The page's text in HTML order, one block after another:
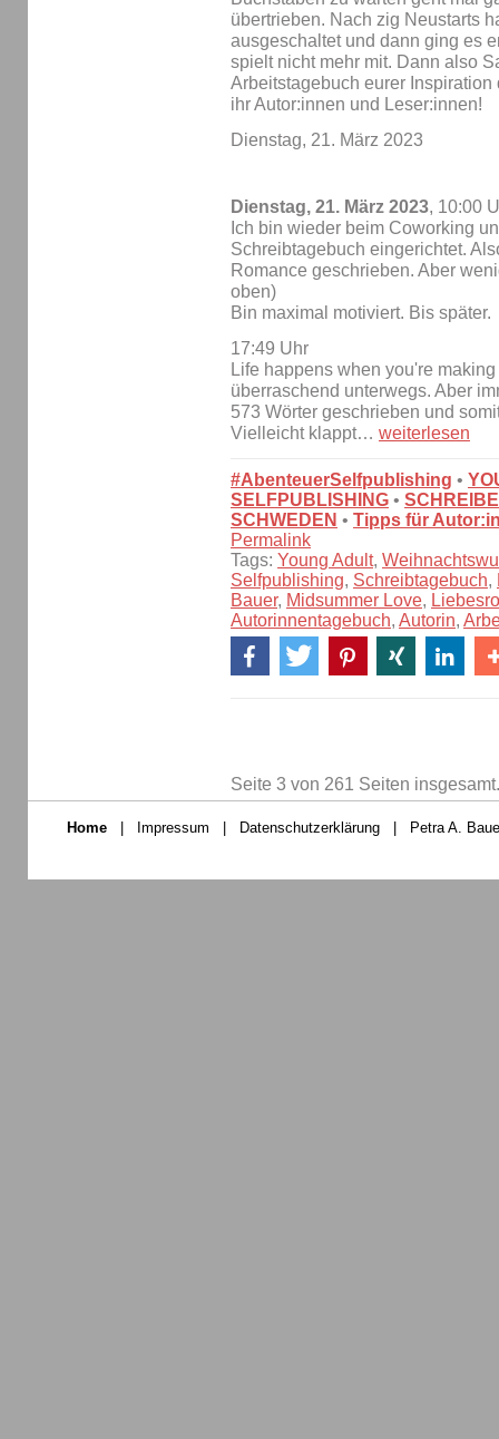
übertrieben. Nach zig Neustarts
ausgeschaltet und dann ging es
spielt nicht mehr mit. Dann also
Arbeitstagebuch eurer
ihr Autor:innen und Leser:innen!
Dienstag, 21. März 2023
Dienstag, 21. März 2023, 10:00
Ich bin wieder beim Coworking
Schreibtagebuch eingerichtet.
Romance geschrieben. Aber
oben)
Bin maximal motiviert. Bis später.
17:49 Uhr
Life happens when you're
überraschend unterwegs. Aber
573 Wörter geschrieben und
Vielleicht klappt… weiterlesen
#AbenteuerSelfpublishing •
SELFPUBLISHING •
SCHWEDEN • Tipps für
Permalink
Tags: Young Adult,
Selfpublishing, Schreibtagebuch,
Bauer, Midsummer Love,
Autorinnentagebuch, Autorin,
Seite 3 von 261 Seiten insgesamt.
Home Impressum Datenschutzerklärung Petra A.